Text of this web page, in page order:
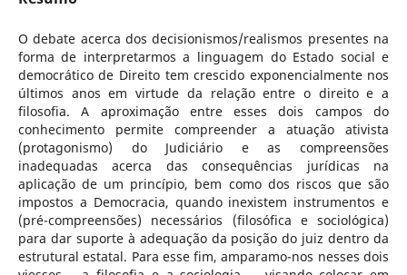
O debate acerca dos decisionismos/realismos presentes na
forma de interpretarmos a linguagem do Estado social e
democrático de Direito tem crescido exponencialmente nos
últimos anos em virtude da relação entre o direito e a
filosofia. A aproximação entre esses dois campos do
conhecimento permite compreender a atuação ativista
(protagonismo) do Judiciário e as compreensões
inadequadas acerca das consequências jurídicas na
aplicação de um princípio, bem como dos riscos que são
impostos a Democracia, quando inexistem instrumentos e
(pré-compreensões) necessários (filosófica e sociológica)
para dar suporte à adequação da posição do juiz dentro da
estrutural estatal. Para esse fim, amparamo-nos nesses dois